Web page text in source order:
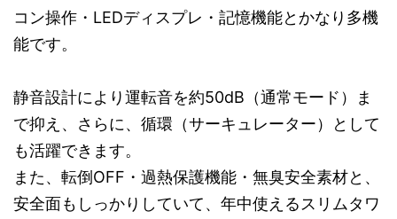
コン操作・LEDディスプレ・記憶機能とかなり多機
能です。
静音設計により運転音を約50dB（通常モード）ま
で抑え、さらに、循環（サーキュレーター）として
も活躍できます。
また、転倒OFF・過熱保護機能・無臭安全素材と、
安全面もしっかりしていて、年中使えるスリムタワ